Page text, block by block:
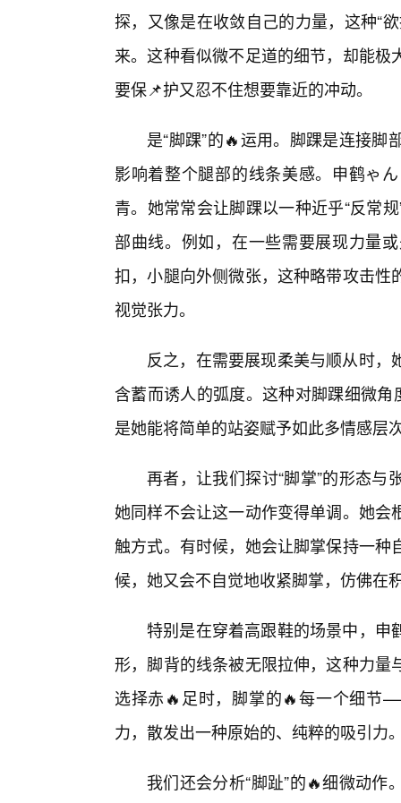
探，又像是在收敛自己的力量，这种“
来。这种看似微不足道的细节，却能
要保📌护又忍不住想要靠近的冲动。
是“脚踝”的🔥运用。脚踝是连接
影响着整个腿部的线条美感。申鹤ゃ
青。她常常会让脚踝以一种近乎“反常
部曲线。例如，在一些需要展现力量
扣，小腿向外侧微张，这种略带攻击
视觉张力。
反之，在需要展现柔美与顺从时
含蓄而诱人的弧度。这种对脚踝细微
是她能将简单的站姿赋予如此多情感层
再者，让我们探讨“脚掌”的形态
她同样不会让这一动作变得单调。她
触方式。有时候，她会让脚掌保持一
候，她又会不自觉地收紧脚掌，仿佛在
特别是在穿着高跟鞋的场景中，申
形，脚背的线条被无限拉伸，这种力
选择赤🔥足时，脚掌的🔥每一个细
力，散发出一种原始的、纯粹的吸引力
我们还会分析“脚趾”的🔥细微动